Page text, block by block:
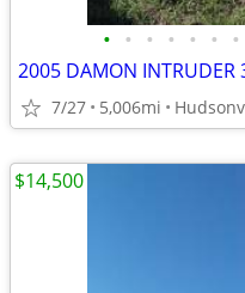
• • • • • • •
7/27 5,006mi
$14,500